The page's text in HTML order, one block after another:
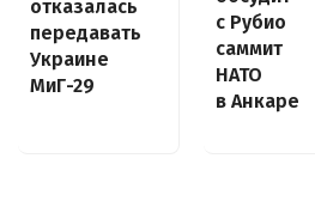
отказалась
передавать
Украине
МиГ-29
с Рубио
саммит
НАТО
в Анкаре